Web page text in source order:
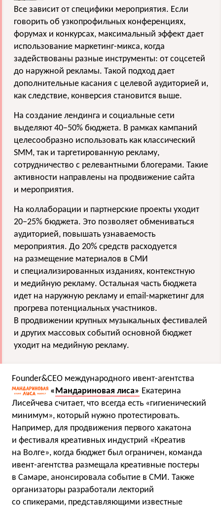
Все зависит от специфики мероприятия. Если
говорить об узкопрофильных конференциях,
форумах и конкурсах, максимальный эффект дает
использование маркетинг-микса, когда
задействованы разные инструменты: от соцсетей
до наружной рекламы. Такой подход дает
дополнительные касания с целевой аудиторией и,
как следствие, конверсия становится выше.
На создание лендинга и социальные сети
выделяют 40−50% бюджета. В рамках кампаний
целесообразно использовать как классический
SMM, так и таргетированную рекламу,
сотрудничество с релевантными блогерами. Такие
активности направлены на продвижение сайта
и мероприятия.
На коллаборации и партнерские проекты уходит
20−25% бюджета. Это позволяет обмениваться
аудиторией, повышать узнаваемость
мероприятия. До 20% средств расходуется
на размещение материалов в СМИ
и специализированных изданиях, контекстную
и медийную рекламу. Остальная часть бюджета
идет на наружную рекламу и email-маркетинг для
прогрева потенциальных участников.
В продвижении крупных музыкальных фестивалей
и других массовых событий основной бюджет
уходит на медийную рекламу.
Founder&CEO международного ивент-агентства
« Мандариновая лиса» Екатерина
Лисейчева считает, что всегда есть «гигиенический
минимум», который нужно протестировать.
Например, для продвижения первого хакатона
и фестиваля креативных индустрий «Креатив
на Волге», когда бюджет был ограничен, команда
ивент-агентства размещала креативные постеры
в Самаре, анонсировала событие в СМИ. Также
организаторы разработали лекторий
со спикерами, представляющими известные